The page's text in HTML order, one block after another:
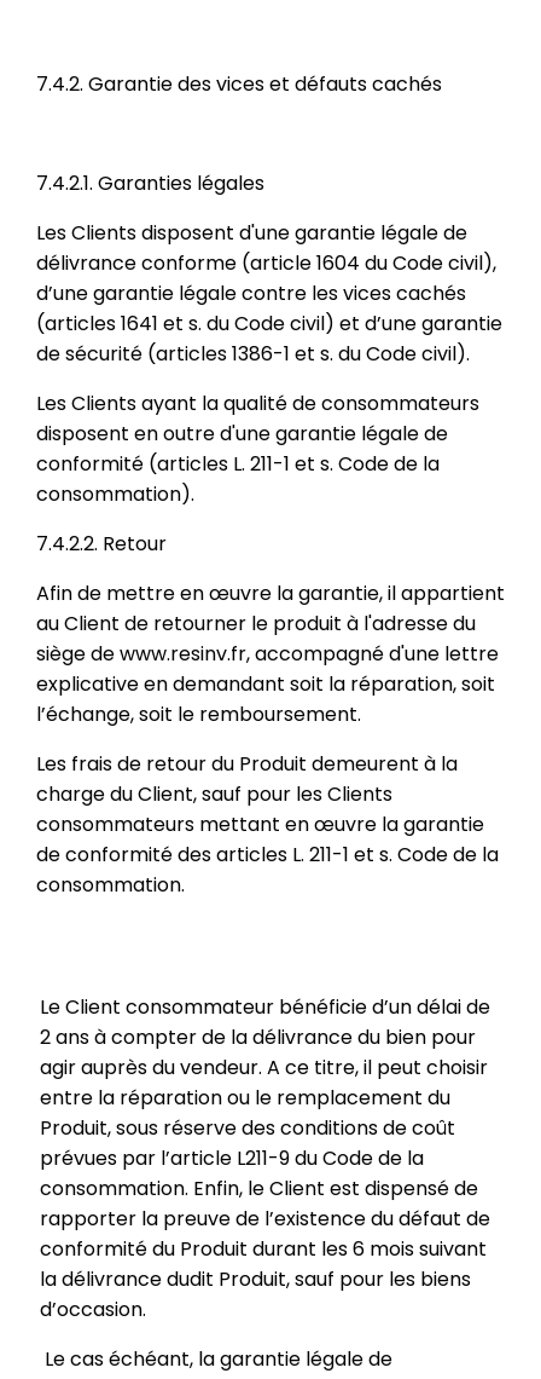
7.4.2. Garantie des vices et défauts cachés
7.4.2.1. Garanties légales
Les Clients disposent d'une garantie légale de
délivrance conforme (article 1604 du Code civil),
d’une garantie légale contre les vices cachés
(articles 1641 et s. du Code civil) et d’une garantie
de sécurité (articles 1386-1 et s. du Code civil).
Les Clients ayant la qualité de consommateurs
disposent en outre d'une garantie légale de
conformité (articles L. 211-1 et s. Code de la
consommation).
7.4.2.2. Retour
Afin de mettre en œuvre la garantie, il appartient
au Client de retourner le produit à l'adresse du
siège de www.resinv.fr, accompagné d'une lettre
explicative en demandant soit la réparation, soit
l’échange, soit le remboursement.
Les frais de retour du Produit demeurent à la
charge du Client, sauf pour les Clients
consommateurs mettant en œuvre la garantie
de conformité des articles L. 211-1 et s. Code de la
consommation.
Le Client consommateur bénéficie d’un délai de
2 ans à compter de la délivrance du bien pour
agir auprès du vendeur. A ce titre, il peut choisir
entre la réparation ou le remplacement du
Produit, sous réserve des conditions de coût
prévues par l’article L211-9 du Code de la
consommation. Enfin, le Client est dispensé de
rapporter la preuve de l’existence du défaut de
conformité du Produit durant les 6 mois suivant
la délivrance dudit Produit, sauf pour les biens
d’occasion.
Le cas échéant, la garantie légale de